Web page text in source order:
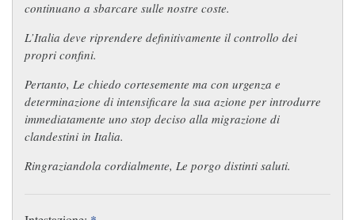
continuano a sbarcare sulle nostre coste.
L’Italia deve riprendere definitivamente il controllo dei
propri confini.
Pertanto, Le chiedo cortesemente ma con urgenza e
determinazione di intensificare la sua azione per introdurre
immediatamente uno stop deciso alla migrazione di
clandestini in Italia.
Ringraziandola cordialmente, Le porgo distinti saluti.